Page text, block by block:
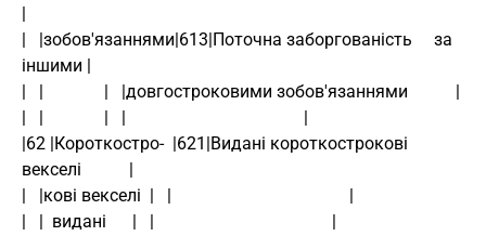
|
|   |зобов'язаннями|613|Поточна заборгованість     за
іншими |
|   |              |   |довгостроковими зобов'язаннями           |
|   |              |   |                                         |
|62 |Короткостро-  |621|Видані короткострокові
векселі           |
|   |кові векселі  |   |                                         |
|   |  видані      |   |                                         |